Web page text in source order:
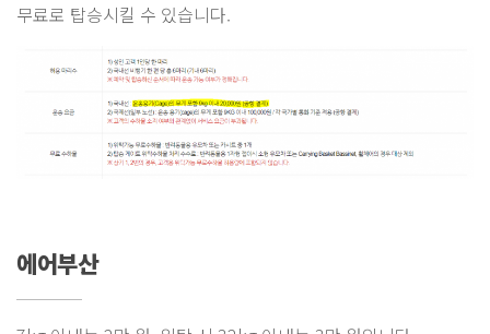
무료로 탑승시킬 수 있습니다.
에어부산